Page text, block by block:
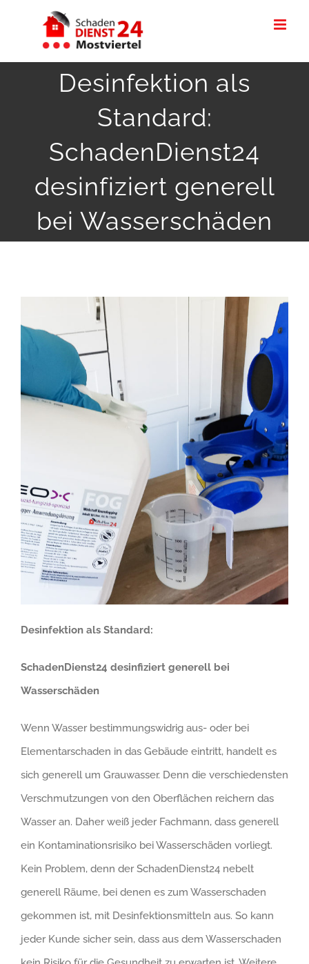
Desinfektion als
Standard:
SchadenDienst24
desinfiziert generell
bei Wasserschäden
Desinfektion als Standard:
SchadenDienst24 desinfiziert generell bei
Wasserschäden
Wenn Wasser bestimmungswidrig aus- oder bei
Elementarschaden in das Gebäude eintritt, handelt es
sich generell um Grauwasser. Denn die verschiedensten
Verschmutzungen von den Oberflächen reichern das
Wasser an. Daher weiß jeder Fachmann, dass generell
ein Kontaminationsrisiko bei Wasserschäden vorliegt.
Kein Problem, denn der SchadenDienst24 nebelt
generell Räume, bei denen es zum Wasserschaden
gekommen ist, mit Desinfektionsmitteln aus. So kann
jeder Kunde sicher sein, dass aus dem Wasserschaden